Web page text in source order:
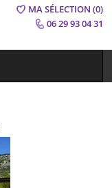
MA SÉLECTION (0)
06 29 93 04 31